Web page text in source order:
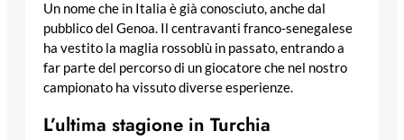
Un nome che in Italia è già conosciuto, anche dal
pubblico del Genoa. Il centravanti franco-senegalese
ha vestito la maglia rossoblù in passato, entrando a
far parte del percorso di un giocatore che nel nostro
campionato ha vissuto diverse esperienze.
L’ultima stagione in Turchia